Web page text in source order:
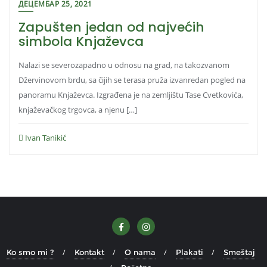
ДЕЦЕМБАР 25, 2021
Zapušten jedan od najvećih
simbola Knjaževca
Nalazi se severozapadno u odnosu na grad, na takozvanom
Džervinovom brdu, sa čijih se terasa pruža izvanredan pogled na
panoramu Knjaževca. Izgrađena je na zemljištu Tase Cvetkovića,
knjaževačkog trgovca, a njenu […]
Ivan Tanikić
Ko smo mi ? Kontakt O nama Plakati
Smeštaj